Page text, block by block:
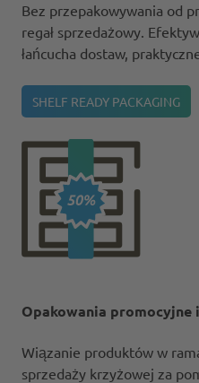
Bez przepakowywania od
regał sprzedażowy.
łańcucha dostaw,
SHELF READY PACKAGING
Opakowania promocyjne
Wiązanie produktów w
sprzedaży krzyżowej za